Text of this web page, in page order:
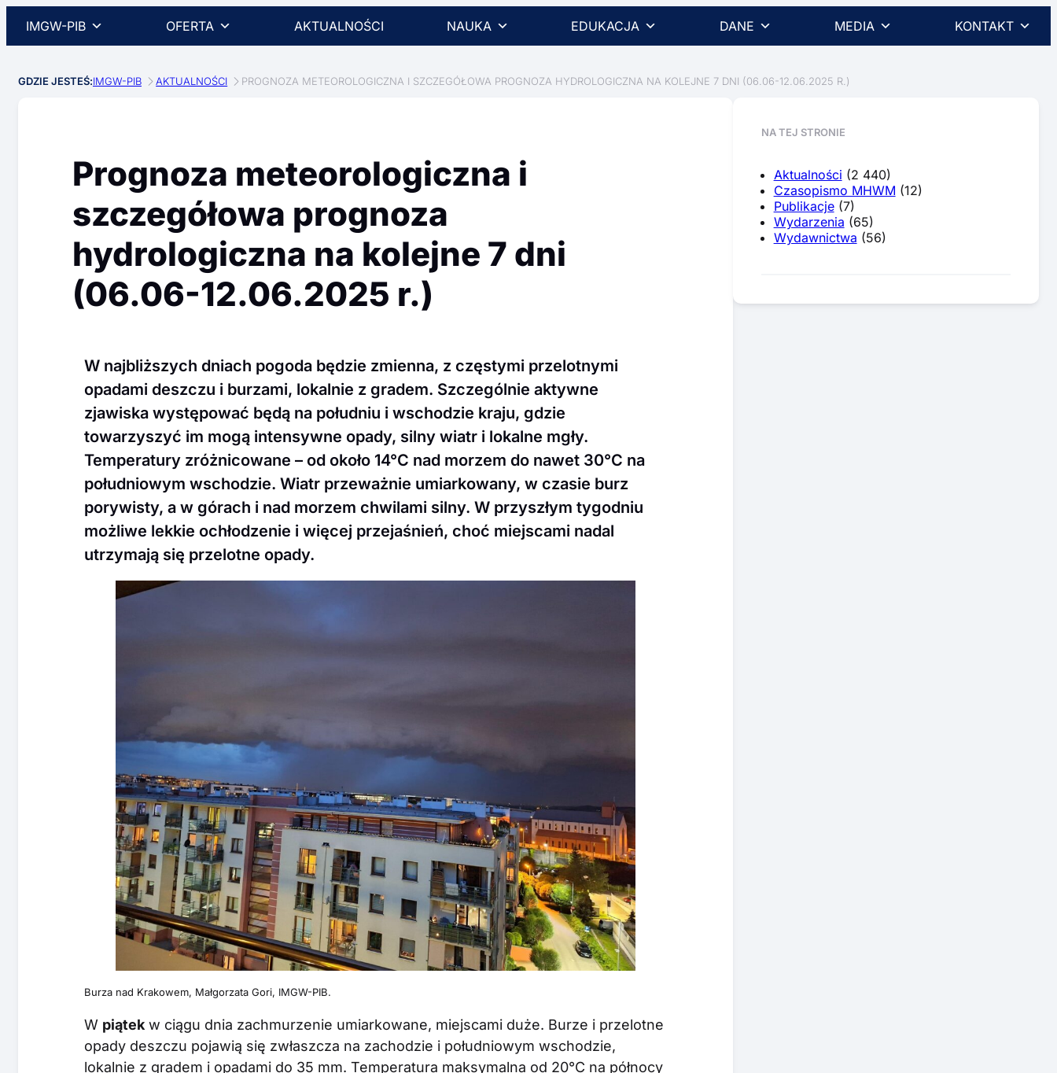
IMGW-PIB OFERTA AKTUALNOŚCI NAUKA EDUKACJA DANE MEDIA KONTAKT
GDZIE JESTEŚ:IMGW-PIB AKTUALNOŚCI PROGNOZA METEOROLOGICZNA I SZCZEGÓŁOWA PROGNOZA HYDROLOGICZNA NA KOLEJNE 7 DNI (06.06-12.06.2025 R.)
Prognoza meteorologiczna i
szczegółowa prognoza
hydrologiczna na kolejne 7 dni
(06.06-12.06.2025 r.)
W najbliższych dniach pogoda będzie zmienna, z częstymi przelotnymi
opadami deszczu i burzami, lokalnie z gradem. Szczególnie aktywne
zjawiska występować będą na południu i wschodzie kraju, gdzie
towarzyszyć im mogą intensywne opady, silny wiatr i lokalne mgły.
Temperatury zróżnicowane – od około 14°C nad morzem do nawet 30°C na
południowym wschodzie. Wiatr przeważnie umiarkowany, w czasie burz
porywisty, a w górach i nad morzem chwilami silny. W przyszłym tygodniu
możliwe lekkie ochłodzenie i więcej przejaśnień, choć miejscami nadal
utrzymają się przelotne opady.
Burza nad Krakowem, Małgorzata Gori, IMGW-PIB.
W piątek w ciągu dnia zachmurzenie umiarkowane, miejscami duże. Burze i przelotne
opady deszczu pojawią się zwłaszcza na zachodzie i południowym wschodzie,
lokalnie z gradem i opadami do 35 mm. Temperatura maksymalna od 20°C na północy
NA TEJ STRONIE
Aktualności (2 440)
Czasopismo MHWM (12)
Publikacje(7)
Wydarzenia (65)
Wydawnictwa (56)